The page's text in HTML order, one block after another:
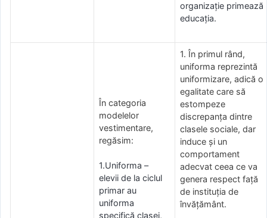
organizație primează
educația.
În categoria
modelelor
vestimentare,
regăsim:
1.Uniforma –
elevii de la ciclul
primar au
uniforma
specifică clasei,
1. În primul rând,
uniforma reprezintă
uniformizare, adică o
egalitate care să
estompeze
discrepanța dintre
clasele sociale, dar
induce și un
comportament
adecvat ceea ce va
genera respect față
de instituția de
învățământ.